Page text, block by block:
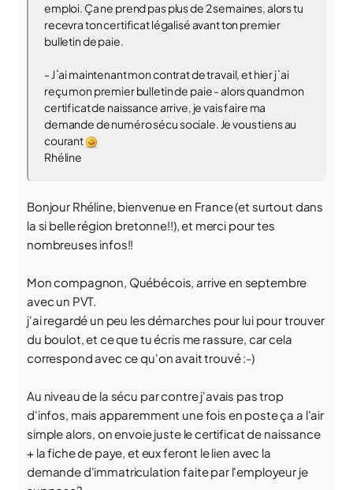
emploi. Ça ne prend pas plus de 2 semaines, alors tu
recevra ton certificat légalisé avant ton premier
bulletin de paie.
- J`ai maintenant mon contrat de travail, et hier j`ai
reçu mon premier bulletin de paie - alors quand mon
certificat de naissance arrive, je vais faire ma
demande de numéro sécu sociale. Je vous tiens au
courant
Rhéline
Bonjour Rhéline, bienvenue en France (et surtout dans
la si belle région bretonne!!), et merci pour tes
nombreuses infos!!
Mon compagnon, Québécois, arrive en septembre
avec un PVT.
j'ai regardé un peu les démarches pour lui pour trouver
du boulot, et ce que tu écris me rassure, car cela
correspond avec ce qu'on avait trouvé :-)
Au niveau de la sécu par contre j'avais pas trop
d'infos, mais apparemment une fois en poste ça a l'air
simple alors, on envoie juste le certificat de naissance
+ la fiche de paye, et eux feront le lien avec la
demande d'immatriculation faite par l'employeur je